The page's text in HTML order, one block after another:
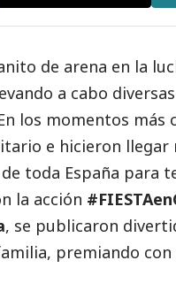
de arena en la
a cabo
los momentos
e hicieron llegar
toda España para
la acción
, se publicaron
premiando con